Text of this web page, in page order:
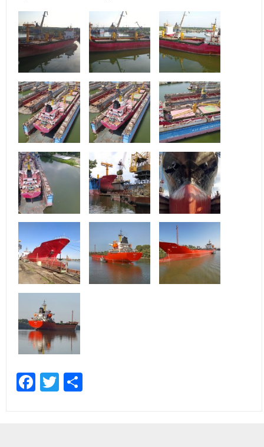
Facebook
Twitter
Отправить